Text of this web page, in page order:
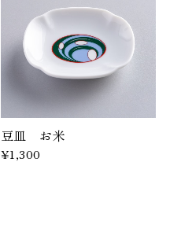
豆皿 お米
¥1,300